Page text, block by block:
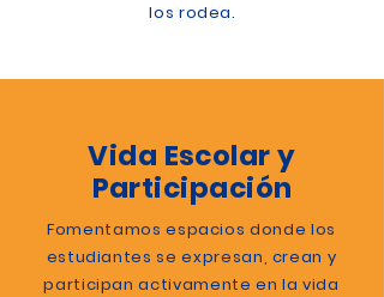
los rodea.
Vida Escolar y
Participación
Fomentamos espacios donde los
estudiantes se expresan, crean y
participan activamente en la vida